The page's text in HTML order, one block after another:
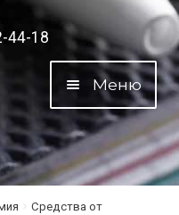
44-18
Меню
Средства от